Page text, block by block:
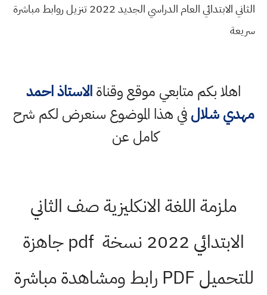
الثاني الابتدائي العام الدراسي الجديد 2022 تنزيل روابط مباشرة
سريعة
اهلا بكم متابعي موقع وقناةالاستاذ احمد
مهدي شلالفي هذا الموضوع سنعرض لكم شرح
كامل عن
ملزمة اللغة الانكليزية صف الثاني
الابتدائي 2022 نسخة pdf جاهزة
للتحميل PDF رابط ومشاهدة مباشرة